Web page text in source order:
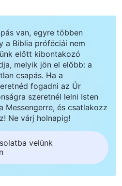
van, egyre többen
a Biblia próféciái nem
előtt kibontakozó
melyik jön el előbb: a
csapás. Ha a
fogadni az Úr
szeretnél lelni Isten
Messengerre, és csatlakozz
Ne várj holnapig!
velünk